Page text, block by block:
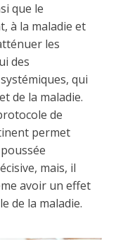
que le
à la maladie et
les
des
qui
de la maladie.
de
permet
mais, il
avoir un effet
de la maladie.